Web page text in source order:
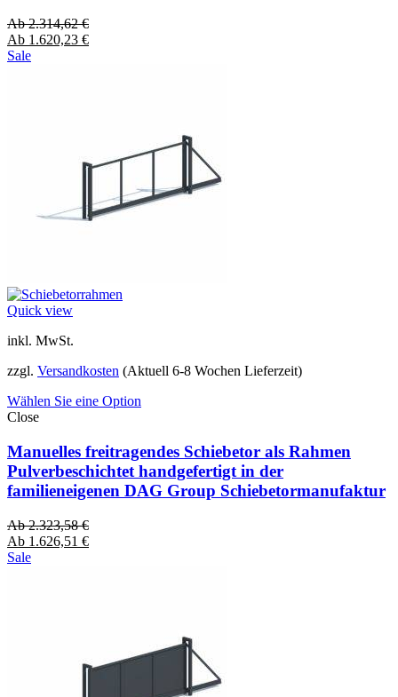
Ab2.314,62€
Ab 1.620,23 €
Sale
Quick view
inkl. MwSt.
zzgl. Versandkosten (Aktuell 6-8 Wochen Lieferzeit)
Wählen Sie eine Option
Close
Manuelles freitragendes Schiebetor als Rahmen
Pulverbeschichtet handgefertigt in der
familieneigenen DAG Group Schiebetormanufaktur
Ab2.323,58€
Ab 1.626,51 €
Sale